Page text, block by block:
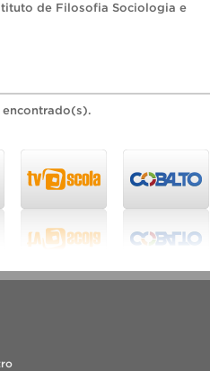
de Filosofia Sociologia e